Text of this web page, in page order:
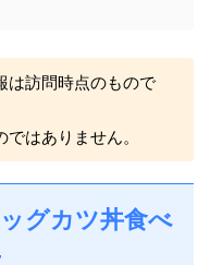
は訪問時点のもので
はありません。
グカツ丼食べ